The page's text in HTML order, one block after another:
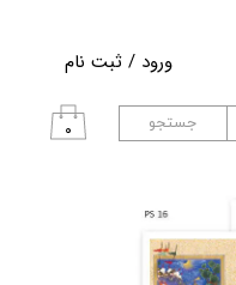
۰
ورود / ثبت نام
جستجو